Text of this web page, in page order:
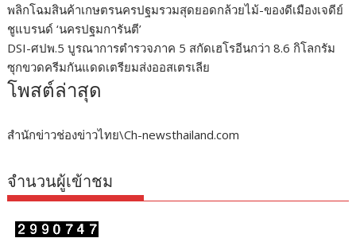
พลิกโฉมสินค้าเกษตรนครปฐมรวมสุดยอดกล้วยไม้-ของดีเมืองเจดีย์
ชูแบรนด์ ‘นครปฐมการันตี’
DSI-ศปพ.5 บูรณาการตำรวจภาค 5 สกัดเฮโรอีนกว่า 8.6 กิโลกรัม
ซุกขวดครีมกันแดดเตรียมส่งออสเตรเลีย
โพสต์ล่าสุด
สำนักข่าวช่องข่าวไทย\Ch-newsthailand.com
จำนวนผู้เข้าชม